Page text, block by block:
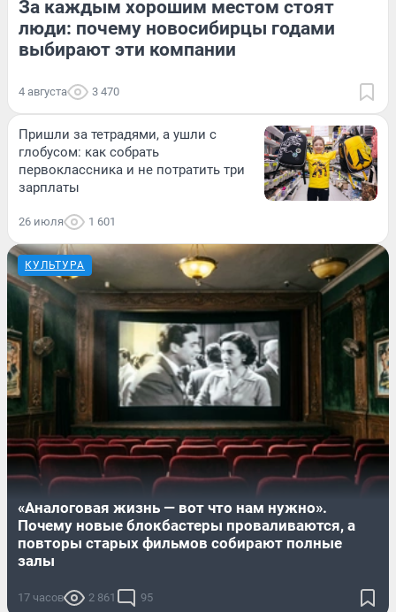
За каждым хорошим местом стоят
люди: почему новосибирцы годами
выбирают эти компании
4 августа 3 470
Пришли за тетрадями, а ушли с
глобусом: как собрать
первоклассника и не потратить три
зарплаты
26 июля 1 601
КУЛЬТУРА
«Аналоговая жизнь — вот что нам нужно».
Почему новые блокбастеры проваливаются, а
повторы старых фильмов собирают полные
залы
17 часов 2 861 95